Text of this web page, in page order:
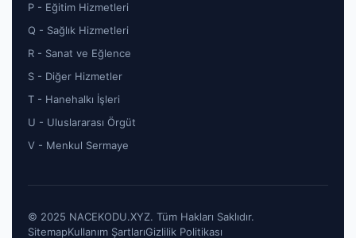
P - Eğitim Hizmetleri
Q - Sağlık Hizmetleri
R - Sanat ve Eğlence
S - Diğer Hizmetler
T - Hanehalkı İşleri
U - Uluslararası Örgüt
V - Menkul Sermaye
© 2025 NACEKODU.XYZ. Tüm Hakları Saklıdır.
SitemapKullanım ŞartlarıGizlilik Politikası